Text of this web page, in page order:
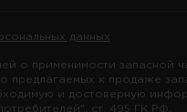
данных
о применимости запасной
предлагаемых к продаже
и достоверную
ст. 495 ГК РФ.